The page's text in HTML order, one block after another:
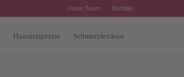
Unser Team Kontakt
Hausarztpraxis Schmerzlexikon